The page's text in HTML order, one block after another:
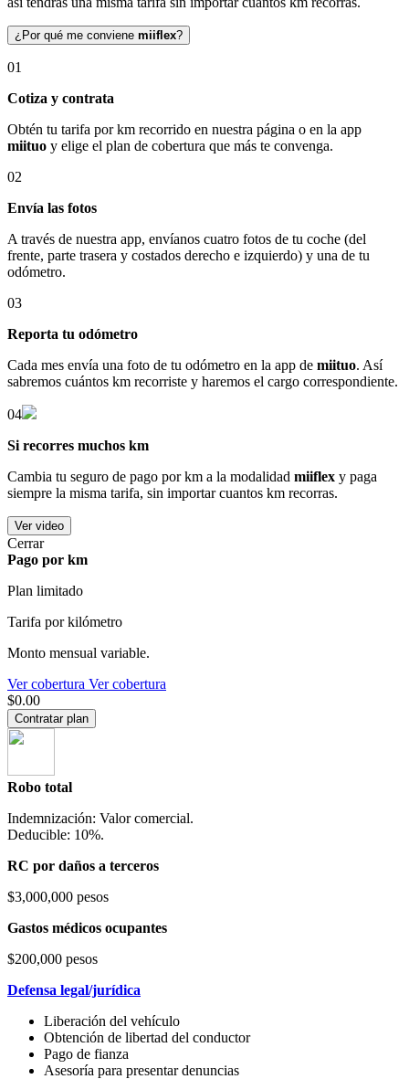
¿Por qué me conviene miiflex?
01
Cotiza y contrata
Obtén tu tarifa por km recorrido en nuestra página o en la app
miituo y elige el plan de cobertura que más te convenga.
02
Envía las fotos
A través de nuestra app, envíanos cuatro fotos de tu coche (del
frente, parte trasera y costados derecho e izquierdo) y una de tu
odómetro.
03
Reporta tu odómetro
Cada mes envía una foto de tu odómetro en la app de miituo. Así
sabremos cuántos km recorriste y haremos el cargo correspondiente.
04
Si recorres muchos km
Cambia tu seguro de pago por km a la modalidad miiflex y paga
siempre la misma tarifa, sin importar cuantos km recorras.
Ver video
Cerrar
Pago por km
Plan limitado
Tarifa por kilómetro
Monto mensual variable.
Ver cobertura Ver cobertura
$0.00
Contratar plan
Robo total
Indemnización: Valor comercial.
Deducible: 10%.
RC por daños a terceros
$3,000,000 pesos
Gastos médicos ocupantes
$200,000 pesos
Defensa legal/jurídica
Liberación del vehículo
Obtención de libertad del conductor
Pago de fianza
Asesoría para presentar denuncias